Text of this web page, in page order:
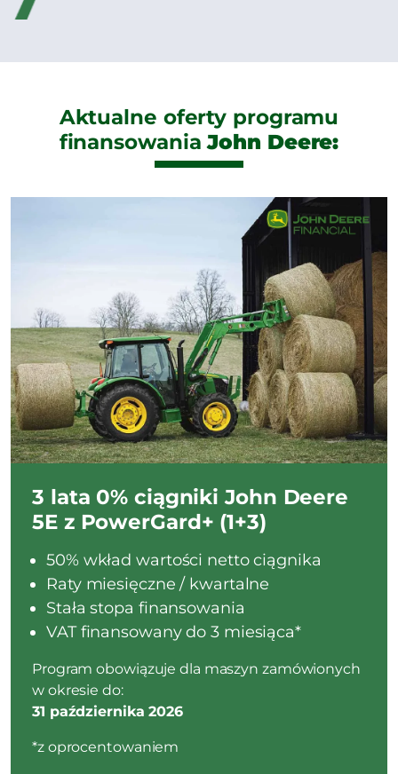
Aktualne oferty programu
finansowaniaJohn Deere:
3 lata 0% ciągniki John Deere
5E z PowerGard+ (1+3)
50% wkład wartości netto ciągnika
Raty miesięczne / kwartalne
Stała stopa finansowania
VAT finansowany do 3 miesiąca*
Program obowiązuje dla maszyn zamówionych
w okresie do:
31 października 2026
*z oprocentowaniem